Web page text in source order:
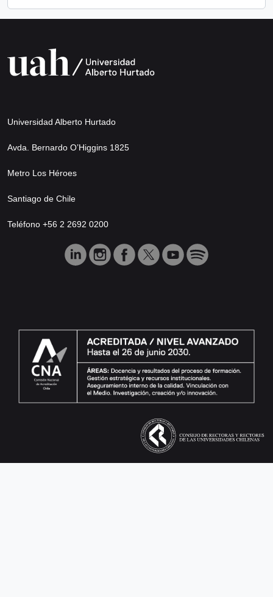
Universidad Alberto Hurtado
Avda. Bernardo O’Higgins 1825
Metro Los Héroes
Santiago de Chile
Teléfono +56 2 2692 0200